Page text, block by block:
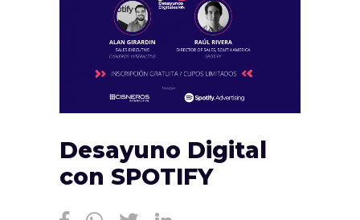
Desayuno Digital
con SPOTIFY